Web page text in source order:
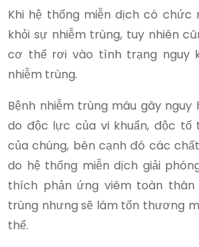
Khi hệ thống miễn dịch có chức
khỏi sự nhiễm trùng, tuy nhiên
cơ thể rơi vào tình trạng nguy
nhiễm trùng.
Bệnh nhiễm trùng máu gây
do độc lực của vi khuẩn, độc
của chúng, bên cạnh đó các
do hệ thống miễn dịch giải
thích phản ứng viêm toàn thân
trùng nhưng sẽ làm tổn thương
thể.